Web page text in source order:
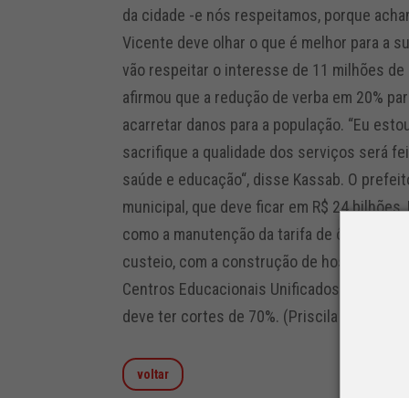
da cidade -e nós respeitamos, porque
Vicente deve olhar o que é melhor para a
vão respeitar o interesse de 11 milhões
afirmou que a redução de verba em 20%
acarretar danos para a população. “Eu
sacrifique a qualidade dos serviços será
saúde e educação“, disse Kassab. O
municipal, que deve ficar em R$ 24
como a manutenção da tarifa de ônibus,
custeio, com a construção de hospitais,
Centros Educacionais Unificados (CEU).
deve ter cortes de 70%. (Priscila Yazbek –
voltar